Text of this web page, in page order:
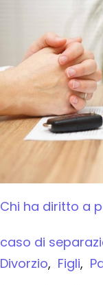
Chi ha diritto a
caso di
Divorzio, Figli,